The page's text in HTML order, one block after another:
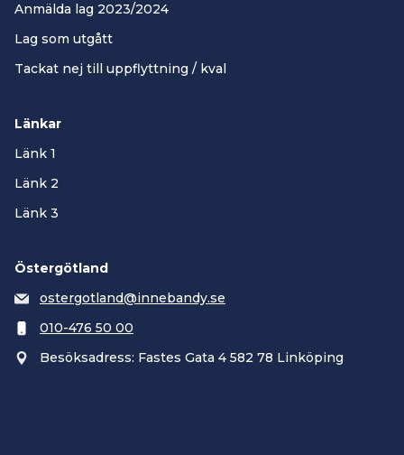
Anmälda lag 2023/2024
Lag som utgått
Tackat nej till uppflyttning / kval
Länkar
Länk 1
Länk 2
Länk 3
Östergötland
ostergotland@innebandy.se
010-476 50 00
Besöksadress: Fastes Gata 4 582 78 Linköping